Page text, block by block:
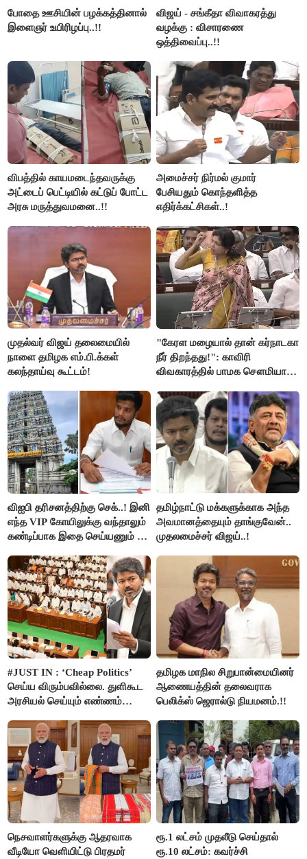
போதை ஊசியின் பழக்கத்தினால்
இளைஞர் உயிரிழப்பு..!!
விஜய் - சங்கீதா விவாகரத்து
வழக்கு : விசாரணை
ஒத்திவைப்பு..!!
விபத்தில் காயமடைந்தவருக்கு
அட்டைப் பெட்டியில் கட்டுப் போட்ட
அரசு மருத்துவமனை..!!
அமைச்சர் நிர்மல் குமார்
பேசியதும் கொந்தளித்த
எதிர்க்கட்சிகள்..!
முதல்வர் விஜய் தலைமையில்
நாளை தமிழக எம்.பி.க்கள்
கலந்தாய்வு கூட்டம்!
"கேரள மழையால் தான் கர்நாடகா
நீர் திறந்தது!": காவிரி
விவகாரத்தில் பாமக சௌமியா
விஐபி தரிசனத்திற்கு செக்..! இனி
எந்த VIP கோயிலுக்கு வந்தாலும்
கண்டிப்பாக இதை செய்யணும் -
தமிழ்நாட்டு மக்களுக்காக அந்த
அவமானத்தையும் தாங்குவேன்..
முதலமைச்சர் விஜய்..!
#JUST IN : ‘Cheap Politics’
செய்ய விரும்பவில்லை. துளிகூட
அரசியல் செய்யும் எண்ணம்
விஜய் பதில்!
தமிழக மாநில சிறுபான்மையினர்
ஆணையத்தின் தலைவராக
பெலிக்ஸ் ஜெரால்டு நியமனம்.!!
நெசவாளர்களுக்கு ஆதரவாக
வீடியோ வெளியிட்டு பிரதமர்
ரூ.1 லட்சம் முதலீடு செய்தால்
ரூ.10 லட்சம்: கவர்ச்சி